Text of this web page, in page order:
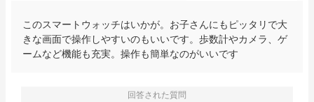
このスマートウォッチはいかが。お子さんにもピッタリで大
きな画面で操作しやすいのもいいです。歩数計やカメラ、ゲ
ームなど機能も充実。操作も簡単なのがいいです
回答された質問